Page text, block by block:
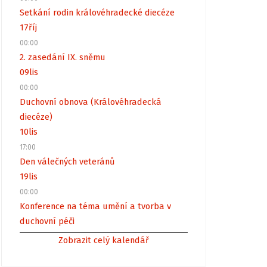
Setkání rodin královéhradecké diecéze
17říj
00:00
2. zasedání IX. sněmu
09lis
00:00
Duchovní obnova (Královéhradecká
diecéze)
10lis
17:00
Den válečných veteránů
19lis
00:00
Konference na téma umění a tvorba v
duchovní péči
Zobrazit celý kalendář